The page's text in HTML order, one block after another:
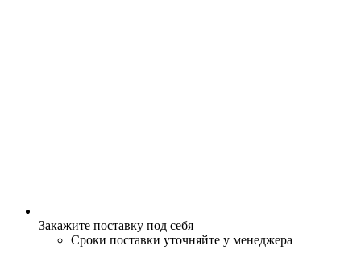
Закажите поставку под себя
Сроки поставки уточняйте у менеджера